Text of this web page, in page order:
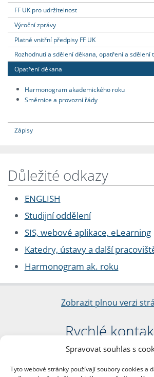
Spravovat souhlas s
Tyto webové stránky používají soubory cookies a
FF UK pro udržitelnost
Výroční zprávy
Platné vnitřní předpisy FF UK
Rozhodnutí a sdělení děkana, opatření a sdělení
Opatření děkana
Harmonogram akademického roku
Směrnice a provozní řády
Zápisy
Důležité odkazy
ENGLISH
Studijní oddělení
SIS, webové aplikace, eLearning
Katedry, ústavy a další
Harmonogram ak. roku
Zobrazit plnou verzi
Rychlé
Filozofická fakulta
nám. Jana Palacha 1/